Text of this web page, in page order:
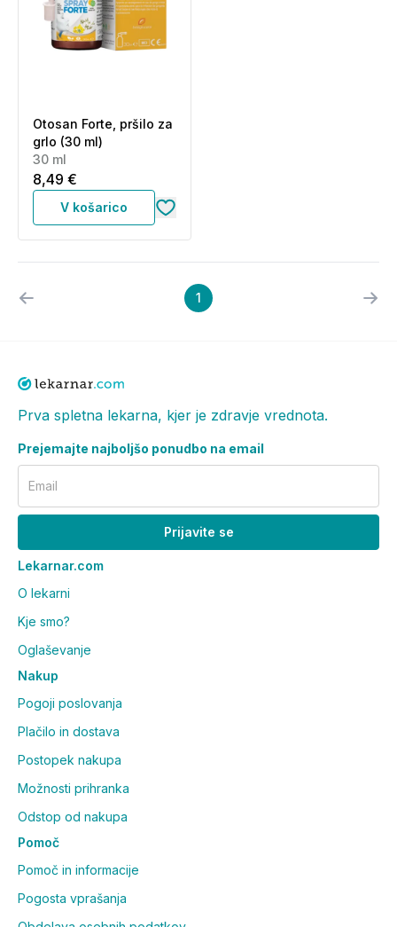
Otosan Forte, pršilo za
grlo (30 ml)
30 ml
8,49 €
V košarico
1
Prva spletna lekarna, kjer je zdravje vrednota.
Prejemajte najboljšo ponudbo na email
Email
Prijavite se
Lekarnar.com
O lekarni
Kje smo?
Oglaševanje
Nakup
Pogoji poslovanja
Plačilo in dostava
Postopek nakupa
Možnosti prihranka
Odstop od nakupa
Pomoč
Pomoč in informacije
Pogosta vprašanja